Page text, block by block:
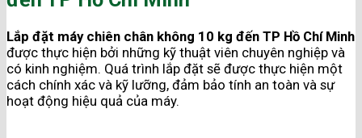
Lắp đặt máy chiên chân không 10 kg đến TP Hồ Chí Minh
được thực hiện bởi những kỹ thuật viên chuyên nghiệp và
có kinh nghiệm. Quá trình lắp đặt sẽ được thực hiện một
cách chính xác và kỹ lưỡng, đảm bảo tính an toàn và sự
hoạt động hiệu quả của máy.